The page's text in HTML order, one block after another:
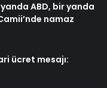
ABD, bir yanda
namaz
ücret mesajı: